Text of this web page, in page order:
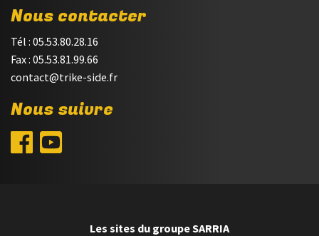
Nous contacter
Tél : 05.53.80.28.16
Fax : 05.53.81.99.66
contact@trike-side.fr
Nous suivre
Les sites du groupe SARRIA